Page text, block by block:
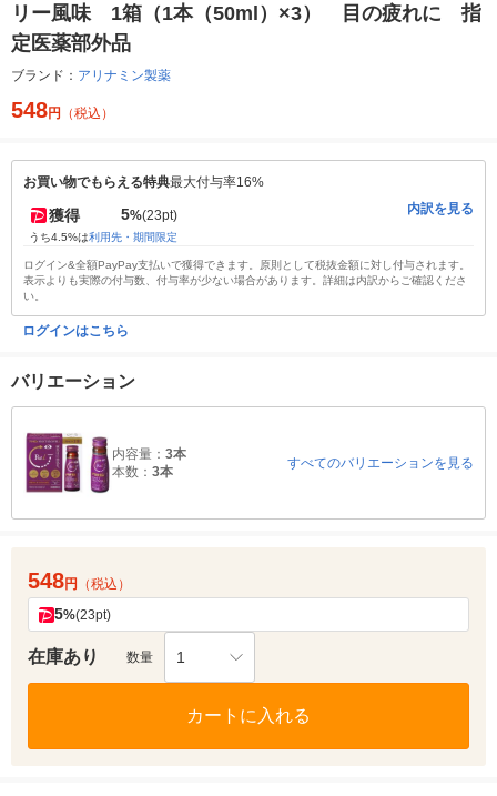
リー風味 1箱（1本（50ml）×3） 目の疲れに 指
定医薬部外品
ブランド： アリナミン製薬
548円 （税込）
お買い物でもらえる特典最大付与率16%
獲得 5%(23pt)
うち4.5%は利用先・期間限定
内訳を見る
ログイン&全額PayPay支払いで獲得できます。原則として税抜金額に対し付与されます。
表示よりも実際の付与数、付与率が少ない場合があります。詳細は内訳からご確認くださ
い。
ログインはこちら
バリエーション
内容量： 3本
本数： 3本
すべてのバリエーションを見る
548円 （税込）
5%(23pt)
在庫あり 数量 1
カートに入れる